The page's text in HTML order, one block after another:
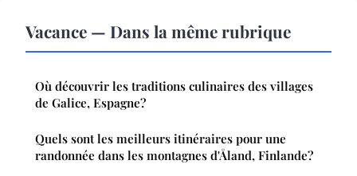
Vacance — Dans la même rubrique
Où découvrir les traditions culinaires des villages
de Galice, Espagne?
Quels sont les meilleurs itinéraires pour une
randonnée dans les montagnes d'Åland, Finlande?